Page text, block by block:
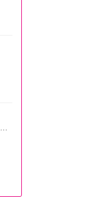
Miłość, śmierć i dojrzewanie w Camp Miasma